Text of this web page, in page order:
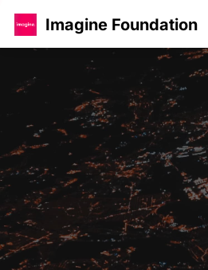
Imagine Foundation